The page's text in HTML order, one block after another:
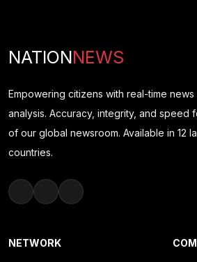
NATIONNEWS
Empowering citizens with real-time
analysis. Accuracy, integrity, and speed
of our global newsroom. Available in 12
countries.
NETWORK